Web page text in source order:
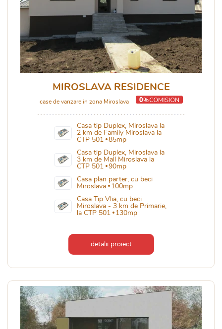
MIROSLAVA RESIDENCE
case de vanzare in zona Miroslava
Casa tip Duplex, Miroslava la
2 km de Family Miroslava la
CTP 501
85mp
Casa tip Duplex, Miroslava la
3 km de Mall Miroslava la
CTP 501
90mp
Casa plan parter, cu beci
Miroslava
100mp
Casa Tip Vlia, cu beci
Miroslava - 3 km de Primarie,
la CTP 501
130mp
detalii proiect